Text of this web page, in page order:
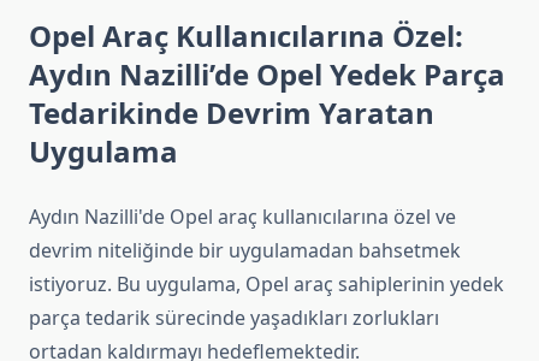
Opel Araç Kullanıcılarına Özel:
Aydın Nazilli’de Opel Yedek Parça
Tedarikinde Devrim Yaratan
Uygulama
Aydın Nazilli'de Opel araç kullanıcılarına özel ve
devrim niteliğinde bir uygulamadan bahsetmek
istiyoruz. Bu uygulama, Opel araç sahiplerinin yedek
parça tedarik sürecinde yaşadıkları zorlukları
ortadan kaldırmayı hedeflemektedir.